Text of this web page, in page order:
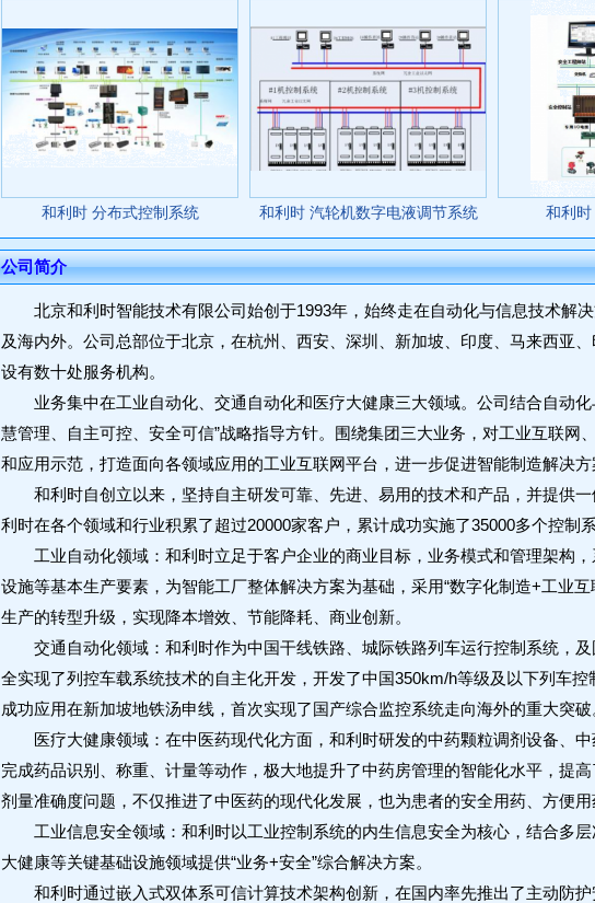
和利时 分布式控制系统 和利时 汽轮机数字电液调节系统 和利
公司简介
北京和利时智能技术有限公司始创于1993年，始终走在自动化与信息技术解
及海内外。公司总部位于北京，在杭州、西安、深圳、新加坡、印度、马来西亚
设有数十处服务机构。
业务集中在工业自动化、交通自动化和医疗大健康三大领域。公司结合自动
慧管理、自主可控、安全可信”战略指导方针。围绕集团三大业务，对工业互联网
和应用示范，打造面向各领域应用的工业互联网平台，进一步促进智能制造解决
和利时自创立以来，坚持自主研发可靠、先进、易用的技术和产品，并提供
利时在各个领域和行业积累了超过20000家客户，累计成功实施了35000多个控制
工业自动化领域：和利时立足于客户企业的商业目标，业务模式和管理架构
设施等基本生产要素，为智能工厂整体解决方案为基础，采用“数字化制造+工业
生产的转型升级，实现降本增效、节能降耗、商业创新。
交通自动化领域：和利时作为中国干线铁路、城际铁路列车运行控制系统，
全实现了列控车载系统技术的自主化开发，开发了中国350km/h等级及以下列车
成功应用在新加坡地铁汤申线，首次实现了国产综合监控系统走向海外的重大突破
医疗大健康领域：在中医药现代化方面，和利时研发的中药颗粒调剂设备、
完成药品识别、称重、计量等动作，极大地提升了中药房管理的智能化水平，提
剂量准确度问题，不仅推进了中医药的现代化发展，也为患者的安全用药、方便
工业信息安全领域：和利时以工业控制系统的内生信息安全为核心，结合多
大健康等关键基础设施领域提供“业务+安全”综合解决方案。
和利时通过嵌入式双体系可信计算技术架构创新，在国内率先推出了主动防